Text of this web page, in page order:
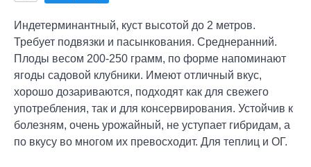
Индетерминантный, куст высотой до 2 метров.
Требует подвязки и пасынкования. Среднеранний.
Плоды весом 200-250 грамм, по форме напоминают
ягоды садовой клубники. Имеют отличный вкус,
хорошо дозариваются, подходят как для свежего
употребления, так и для консервирования. Устойчив к
болезням, очень урожайный, не уступает гибридам, а
по вкусу во многом их превосходит. Для теплиц и ОГ.